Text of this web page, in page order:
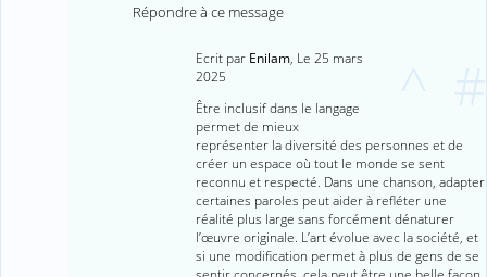
Répondre à ce message
Ecrit par Enilam, Le 25 mars
2025
Être inclusif dans le langage
permet de mieux
représenter la diversité des personnes et de
créer un espace où tout le monde se sent
reconnu et respecté. Dans une chanson, adapter
certaines paroles peut aider à refléter une
réalité plus large sans forcément dénaturer
l’œuvre originale. L’art évolue avec la société, et
si une modification permet à plus de gens de se